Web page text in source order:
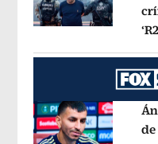
Opens in new window
de